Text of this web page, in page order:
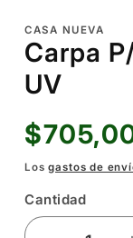
multimedia
1
en
ventana
modal
CASA NUEVA
Carpa
UV
Precio
habitual
Losgastos de
Cantidad